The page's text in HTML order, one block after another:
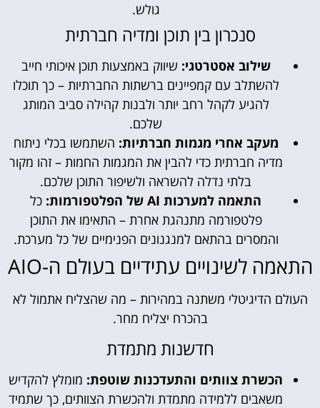
גולש.
סנכרון בין תוכן ומדיה חברתית
שילוב אסטרטגי: שיווק באמצעות תוכן איכותי חייב
להשתלב עם קמפיינים ברשתות החברתיות – כך תוכלו
להגיע לקהל רחב יותר ולבנות קהילה סביב המותג
שלכם.
מעקב אחרי מגמות חברתיות: השתמשו בכלי ניתוח
מדיה חברתית כדי להבין את המגמות החמות – זהו מקור
בלתי נדלה להשראה ולשיפור התוכן שלכם.
התאמה למערכות AI של הפלטפורמות:
כל
פלטפורמה מתנהגת אחרת – התאימו את התוכן
והמסרים בהתאם למנגנונים הפנימיים של כל מערכת.
התאמה לשינויים עתידיים בעולם ה-AIO
העולם הדיגיטלי משתנה במהירות – מה שהצליח אתמול לא
בהכרח יצליח מחר.
חדשנות מתמדת
הכשרת צוותים והתעדכנות שוטפת: מומלץ להקדיש
משאבים ללמידה מתמדת ולהכשרת הצוותים, כך שתמיד